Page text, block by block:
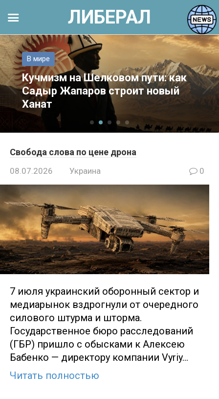
Перейти
к
контенту
В мире
Кучмизм на Шелковом пути: как
Садыр Жапаров строит новый
Ханат
Свобода слова по цене дрона
08.07.2026 Украина 0
7 июля украинский оборонный сектор и
медиарынок вздрогнули от очередного
силового штурма и шторма.
Государственное бюро расследований
(ГБР) пришло с обысками к Алексею
Бабенко — директору компании Vyriy…
Читать полностью
ЛИБЕРАЛ